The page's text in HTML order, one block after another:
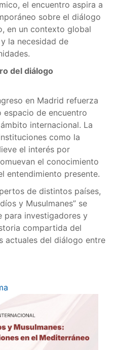
el encuentro aspira a
sobre el diálogo
en un contexto global
la necesidad de
del diálogo
en Madrid refuerza
de encuentro
internacional. La
como la
el interés por
el conocimiento
entendimiento presente.
de distintos países,
y Musulmanes” se
para investigadores y
compartida del
actuales del diálogo entre